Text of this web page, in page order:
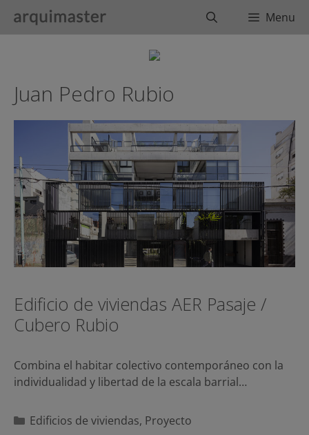
BuscarMenu
Juan Pedro Rubio
Edificio de viviendas AER Pasaje /
Cubero Rubio
Combina el habitar colectivo contemporáneo con la
individualidad y libertad de la escala barrial…
Categorías
Edificios de viviendas, Proyecto